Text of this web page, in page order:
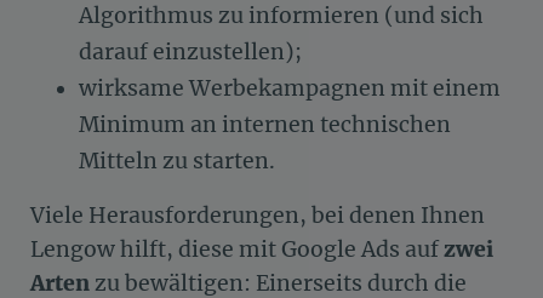
Algorithmus zu informieren (und sich
darauf einzustellen);
wirksame Werbekampagnen mit einem
Minimum an internen technischen
Mitteln zu starten.
Viele Herausforderungen, bei denen Ihnen
Lengow hilft, diese mit Google Ads aufzwei
Artenzu bewältigen: Einerseits durch die